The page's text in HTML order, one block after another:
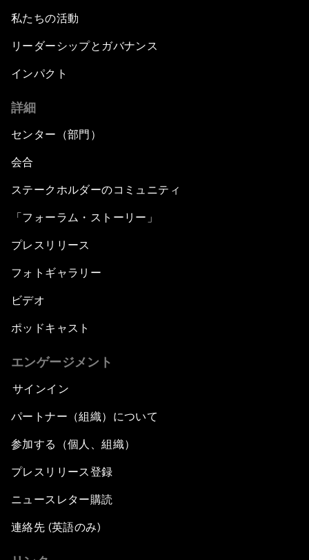
私たちの活動
リーダーシップとガバナンス
インパクト
詳細
センター（部門）
会合
ステークホルダーのコミュニティ
「フォーラム・ストーリー」
プレスリリース
フォトギャラリー
ビデオ
ポッドキャスト
エンゲージメント
サインイン
パートナー（組織）について
参加する（個人、組織）
プレスリリース登録
ニュースレター購読
連絡先 (英語のみ)